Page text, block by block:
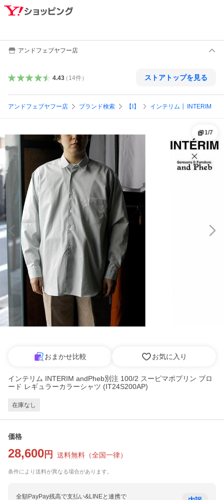
アンドフェブヤフー店
4.43（ 14件） ストアトップを見る
アンドフェブヤフー店 ブランド検索 【I】 インテリム │ INTERIM
1/7
おまかせ比較 お気に入り
インテリム INTERIM andPheb別注 100/2 スーピマポプリン ブロ
ード レギュラーカラーシャツ (IT24S200AP)
在庫なし
価格
28,600 円 送料無料 （全国一律）
条件により送料が異なる場合があります。
全額PayPay残高で支払い&LINEと連携で